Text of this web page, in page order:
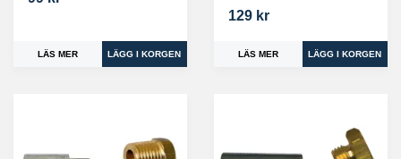
LÄS MER
129 kr
LÄS MER